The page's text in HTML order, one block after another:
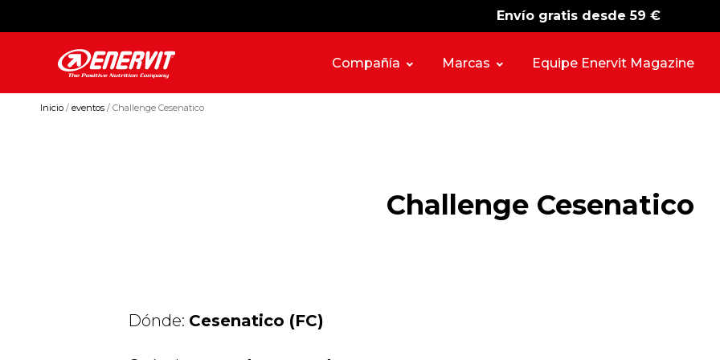
Envío gratis desde 59 €
-15% free shipping
Compañía Marcas Equipe Enervit Magazine
Inicio eventos Challenge Cesenatico
Challenge Cesenatico
Dónde: Cesenatico (FC)